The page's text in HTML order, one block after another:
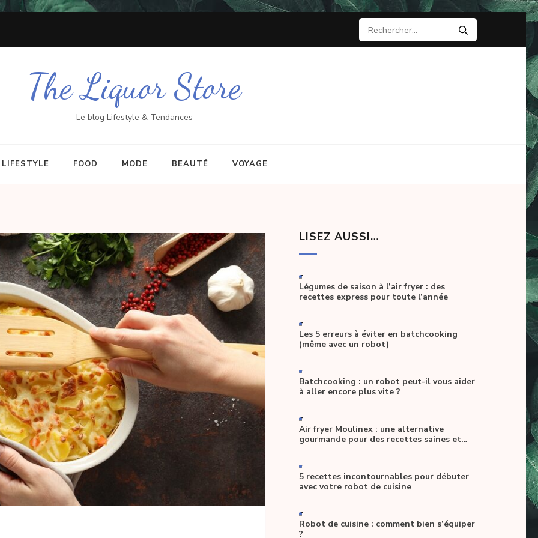
Rechercher :
The Liquor Store
Le blog Lifestyle & Tendances
LIFESTYLE FOOD MODE BEAUTÉ VOYAGE
LISEZ AUSSI…
-
Légumes de saison à l’air fryer : des
recettes express pour toute l’année
-
Les 5 erreurs à éviter en batchcooking
(même avec un robot)
-
Batchcooking : un robot peut-il vous aider
à aller encore plus vite ?
-
Air fryer Moulinex : une alternative
gourmande pour des recettes saines et
-
5 recettes incontournables pour débuter
avec votre robot de cuisine
-
Robot de cuisine : comment bien s’équiper
?